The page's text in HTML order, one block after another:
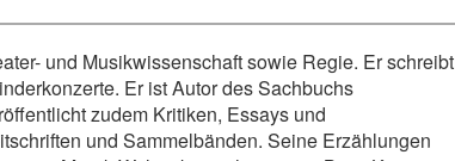
und Musikwissenschaft sowie Regie. Er schreibt
Er ist Autor des Sachbuchs
zudem Kritiken, Essays und
und Sammelbänden. Seine Erzählungen